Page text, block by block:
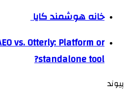
خانه هوشمند کایا
vs. Otterly: Platform or
standalone tool?
پیوند